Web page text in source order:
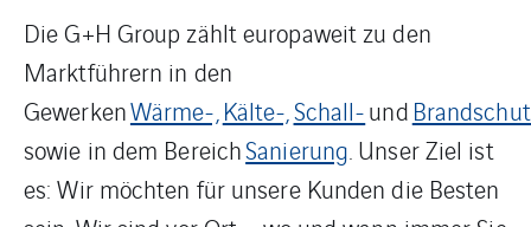
Die G+H Group zählt europaweit zu den
Marktführern in den
GewerkenWärme-,Kälte-,Schall-und
sowie in dem BereichSanierung. Unser Ziel ist
es: Wir möchten für unsere Kunden die Besten